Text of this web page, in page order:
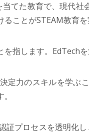
てた教育で、現代
ことがSTEAM教育を
指します。EdTech
定力のスキルを学
証プロセスを透明化